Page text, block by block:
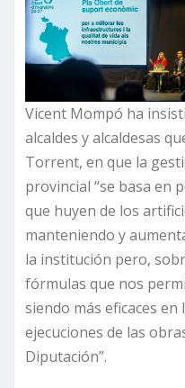
Vicent Mompó ha
alcaldes y alcaldesas
Torrent, en que la
provincial “se basa en
que huyen de los
manteniendo y
la institución pero,
fórmulas que nos
siendo más eficaces
ejecuciones de las
Diputación”.